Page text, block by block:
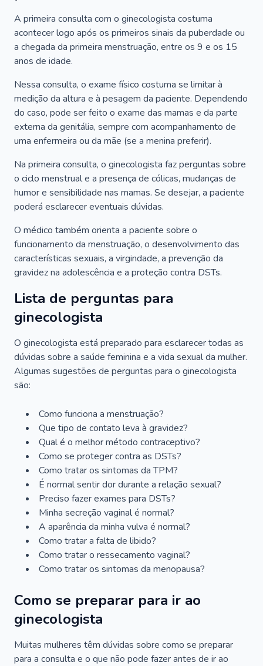
A primeira consulta com o ginecologista costuma
acontecer logo após os primeiros sinais da puberdade ou
a chegada da primeira menstruação, entre os 9 e os 15
anos de idade.
Nessa consulta, o exame físico costuma se limitar à
medição da altura e à pesagem da paciente. Dependendo
do caso, pode ser feito o exame das mamas e da parte
externa da genitália, sempre com acompanhamento de
uma enfermeira ou da mãe (se a menina preferir).
Na primeira consulta, o ginecologista faz perguntas sobre
o ciclo menstrual e a presença de cólicas, mudanças de
humor e sensibilidade nas mamas. Se desejar, a paciente
poderá esclarecer eventuais dúvidas.
O médico também orienta a paciente sobre o
funcionamento da menstruação, o desenvolvimento das
características sexuais, a virgindade, a prevenção da
gravidez na adolescência e a proteção contra DSTs.
Lista de perguntas para
ginecologista
O ginecologista está preparado para esclarecer todas as
dúvidas sobre a saúde feminina e a vida sexual da mulher.
Algumas sugestões de perguntas para o ginecologista
são:
Como funciona a menstruação?
Que tipo de contato leva à gravidez?
Qual é o melhor método contraceptivo?
Como se proteger contra as DSTs?
Como tratar os sintomas da TPM?
É normal sentir dor durante a relação sexual?
Preciso fazer exames para DSTs?
Minha secreção vaginal é normal?
A aparência da minha vulva é normal?
Como tratar a falta de libido?
Como tratar o ressecamento vaginal?
Como tratar os sintomas da menopausa?
Como se preparar para ir ao
ginecologista
Muitas mulheres têm dúvidas sobre como se preparar
para a consulta e o que não pode fazer antes de ir ao